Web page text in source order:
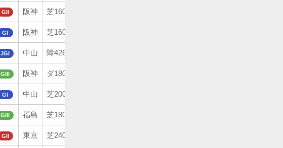
GII 阪神 芝1600m
GI 阪神 芝1600m
JGI 中山 障4260m
GIII 阪神 ダ1800m
GI 中山 芝2000m
GIII 福島 芝1800m
GII 東京 芝2400m